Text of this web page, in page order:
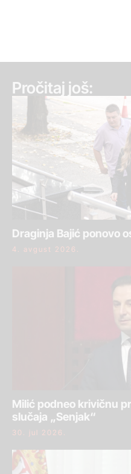
Pročitaj još:
Draginja Bajić ponovo
4. avgust 2026.
Milić podneo krivičnu
slučaja „Senjak“
30. jul 2026.